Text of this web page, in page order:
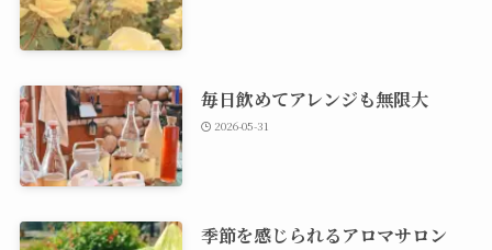
毎日飲めてアレンジも無限大
2026-05-31
季節を感じられるアロマサロン